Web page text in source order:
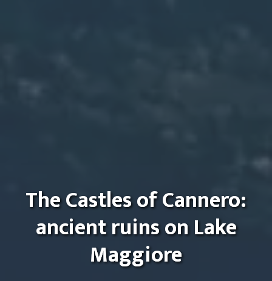
The Castles of Cannero:
ancient ruins on Lake
Maggiore